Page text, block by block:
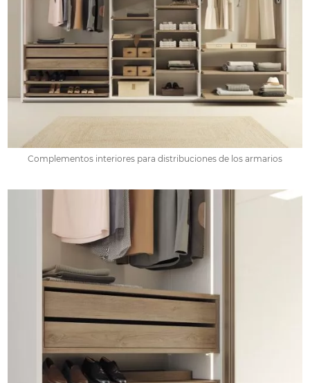
Complementos interiores para distribuciones de los armarios